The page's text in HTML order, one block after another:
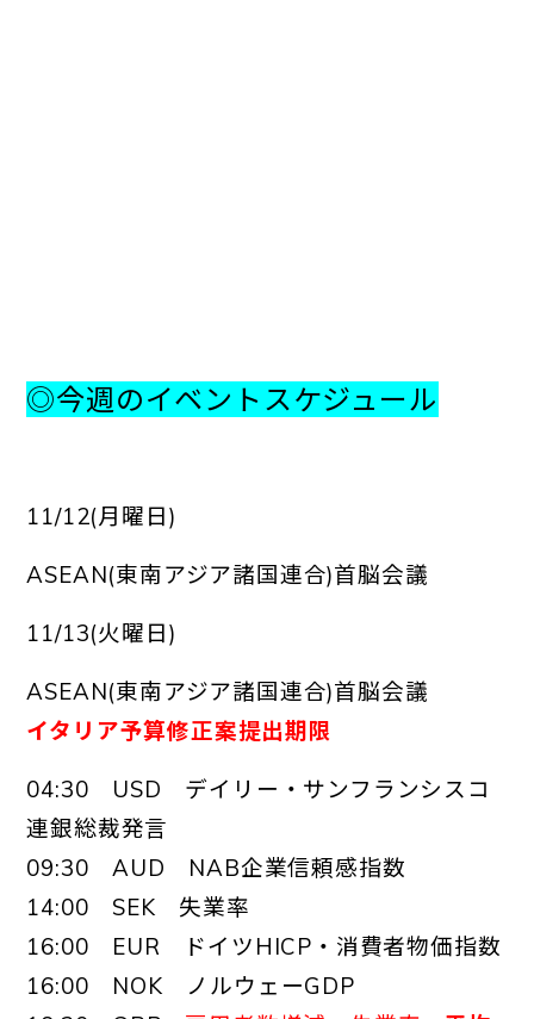
◎今週のイベントスケジュール
11/12(月曜日)
ASEAN(東南アジア諸国連合)首脳会議
11/13(火曜日)
ASEAN(東南アジア諸国連合)首脳会議
イタリア予算修正案提出期限
04:30 USD デイリー・サンフランシスコ
連銀総裁発言
09:30 AUD NAB企業信頼感指数
14:00 SEK 失業率
16:00 EUR ドイツHICP・消費者物価指数
16:00 NOK ノルウェーGDP